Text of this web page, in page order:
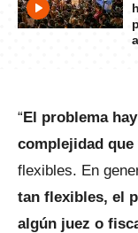
“El problema
complejidad que
flexibles. En
tan flexibles, el
algún juez o